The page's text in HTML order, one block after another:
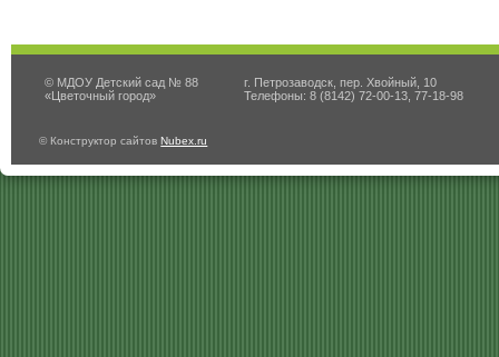
© МДОУ Детский сад № 88
«Цветочный город»
г. Петрозаводск, пер. Хвойный, 10
Телефоны: 8 (8142) 72-00-13, 77-18-98
© Конструктор сайтовNubex.ru